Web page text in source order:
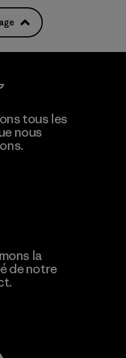
tous les
nous
la
de notre